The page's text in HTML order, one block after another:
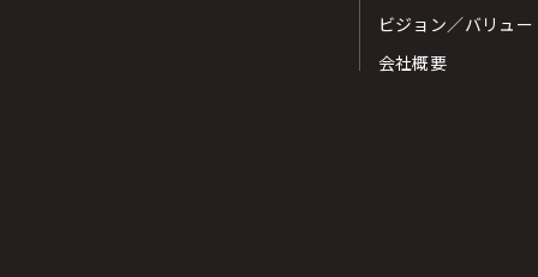
ビジョン／バリュー
会社概要